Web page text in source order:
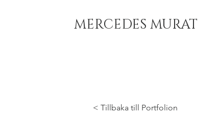
MERCEDES MURAT
< Tillbaka till Portfolion